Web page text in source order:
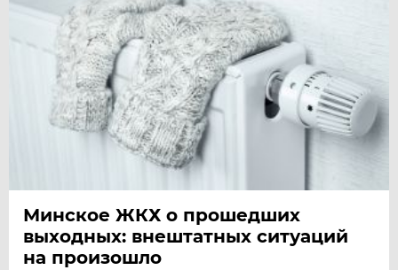
Минское ЖКХ о прошедших
выходных: внештатных ситуаций
на произошло